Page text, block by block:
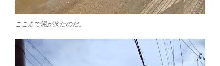
ここまで泥が来たのだ。